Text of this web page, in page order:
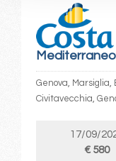
Mediterraneo
Genova, Marsiglia,
Civitavecchia,
17/09/
€ 580